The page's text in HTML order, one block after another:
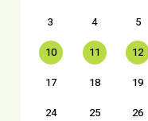
3
4 5
10
11 12
17
18 19
24
25 26